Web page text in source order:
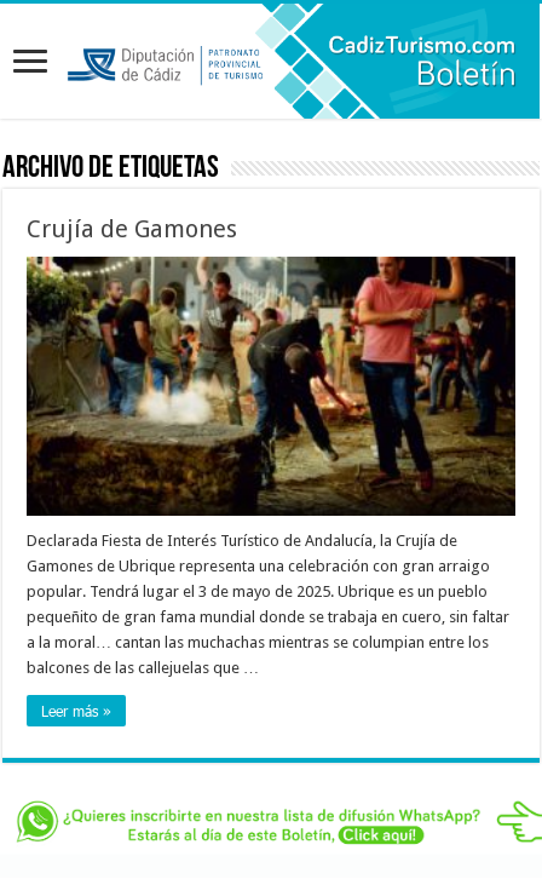
Archivo de etiquetas
Crujía de Gamones
Declarada Fiesta de Interés Turístico de Andalucía, la Crujía de
Gamones de Ubrique representa una celebración con gran arraigo
popular. Tendrá lugar el 3 de mayo de 2025. Ubrique es un pueblo
pequeñito de gran fama mundial donde se trabaja en cuero, sin faltar
a la moral… cantan las muchachas mientras se columpian entre los
balcones de las callejuelas que …
Leer más »